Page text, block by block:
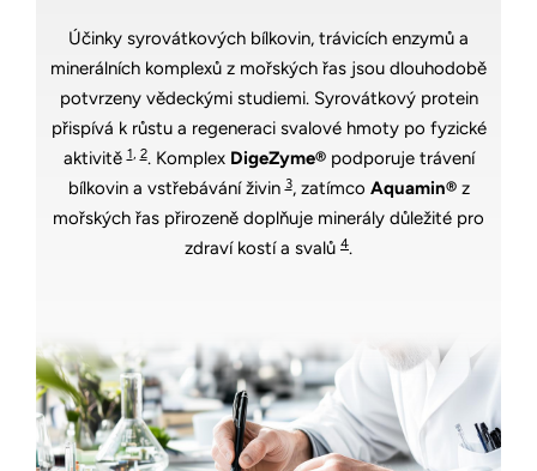
Účinky syrovátkových bílkovin, trávicích enzymů a
minerálních komplexů z mořských řas jsou dlouhodobě
potvrzeny vědeckými studiemi. Syrovátkový protein
přispívá k růstu a regeneraci svalové hmoty po fyzické
aktivitě1 2. Komplex DigeZyme®podporuje trávení
bílkovin a vstřebávání živin3, zatímco Aquamin®z
mořských řas přirozeně doplňuje minerály důležité pro
zdraví kostí a svalů 4.